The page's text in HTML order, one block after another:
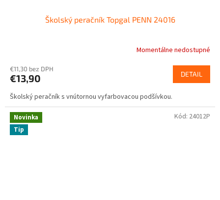
Školský peračník Topgal PENN 24016
Momentálne nedostupné
€11,30 bez DPH
€13,90 DETAIL
Školský peračník s vnútornou vyfarbovacou podšívkou.
Novinka
Tip
Kód: 24012P